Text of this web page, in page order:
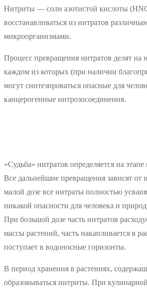
Нитриты — соли азотистой кислоты
восстанавливаться из нитратов
микроорганизмами.
Процесс превращения нитратов делят на
каждом из которых (при наличии
могут синтезироваться опасные для
канцерогенные нитрозосоединения.
«Судьба» нитратов определяется на
Все дальнейшие превращения зависят от
малой дозе все нитраты полностью
никакой опасности для человека и
При большой дозе часть нитратов
массы растений, часть накапливается в
поступает в водоносные горизонты.
В период хранения в растениях,
образовываться нитриты. При